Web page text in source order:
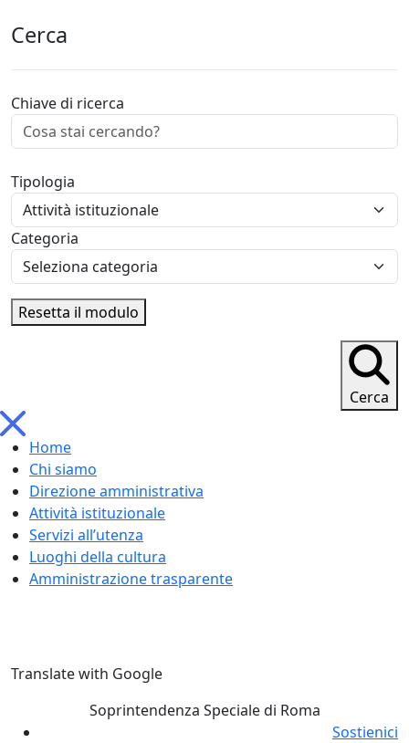
Cerca
Chiave di ricerca
Tipologia
Categoria
Resetta il modulo
Cerca
Home
Chi siamo
Direzione amministrativa
Attività istituzionale
Servizi all’utenza
Luoghi della cultura
Amministrazione trasparente
SkipTranslate with Google
Soprintendenza Speciale di Roma
Sostienici